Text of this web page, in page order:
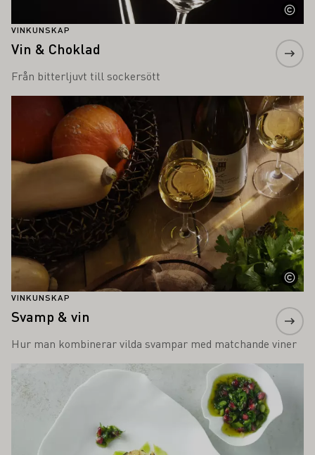
VINKUNSKAP
Vin & Choklad
Från bitterljuvt till sockersött
VINKUNSKAP
Svamp & vin
Hur man kombinerar vilda svampar med matchande viner
Läs mer om detta
Läs mer om detta